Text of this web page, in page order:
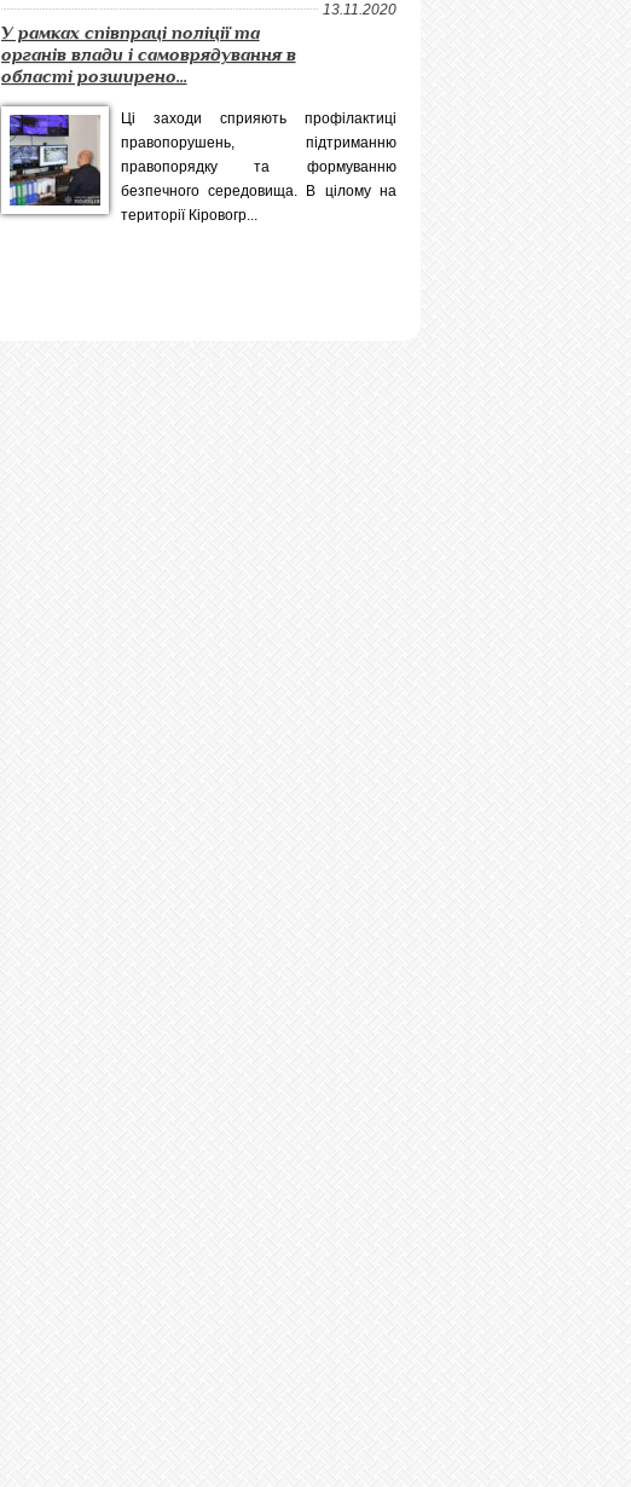
13.11.2020
У рамках співпраці поліції та
органів влади і самоврядування в
області розширено...
Ці заходи сприяють профілактиці
правопорушень, підтриманню
правопорядку та формуванню
безпечного середовища. В цілому на
території Кіровогр...